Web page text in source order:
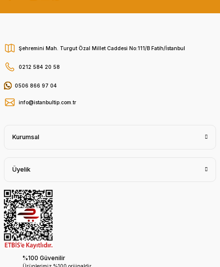
Şehremini Mah. Turgut Özal Millet Caddesi No:111/B Fatih/İstanbul
0212 584 20 58
0506 866 97 04
info@istanbultip.com.tr
Kurumsal
Üyelik
%100 Güvenilir